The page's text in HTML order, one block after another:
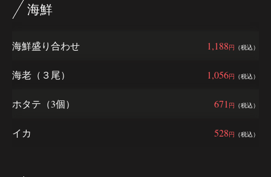
海鮮
1,188円 （税込）
海鮮盛り合わせ
1,056円 （税込）
海老（３尾）
671 円 （税込）
ホタテ（3個）
528円 （税込）
イカ